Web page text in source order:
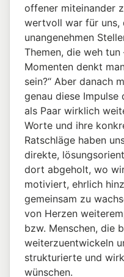
offener miteinander
wertvoll war für uns,
unangenehmen
Themen, die weh
Momenten denkt
sein?“ Aber danach
genau diese
als Paar wirklich
Worte und ihre
Ratschläge haben
direkte,
dort abgeholt, wo
motiviert, ehrlich
gemeinsam zu
von Herzen
bzw. Menschen, die
weiterzuentwickeln
strukturierte und
wünschen.